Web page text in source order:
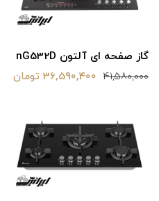
گاز صفحه ای آلتون nG532D
41,580,000 36,590,400 تومان